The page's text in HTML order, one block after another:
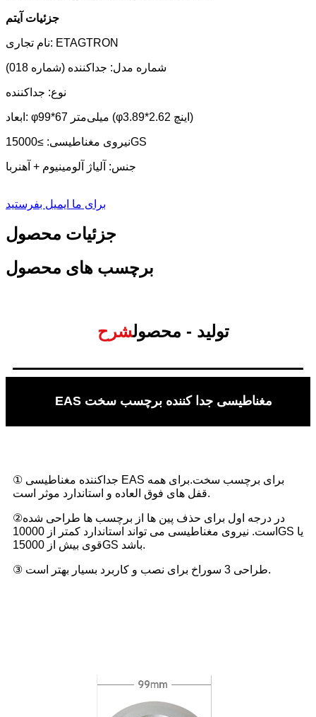
جزئیات آیتم
نام تجاری: ETAGTRON
شماره مدل: جداکننده (شماره 018)
نوع: جداکننده
ابعاد: φ99*67 میلی‌متر (φ3.89*2.62 اینچ)
نیروی مغناطیسی: ≥15000GS
جنس: آلیاژ آلومینیوم + آهنربا
برای ما ایمیل بفرستید
جزئیات محصول
برچسب های محصول
تولید - محصولشرح
EAS مغناطیسی جدا کننده برچسب سخت
① جداکننده مغناطیسی EAS برای برچسب سخت.برای همه
قفل های فوق العاده و استاندارد موثر است.
②در درجه اول برای حذف پین ها از برچسب ها طراحی شده
است. نیروی مغناطیسی می تواند استاندارد کمتر از 10000GS یا
قوی بیش از 15000GS باشد.
③ طراحی 3 سوراخ برای نصب و کاربرد بسیار بهتر است.